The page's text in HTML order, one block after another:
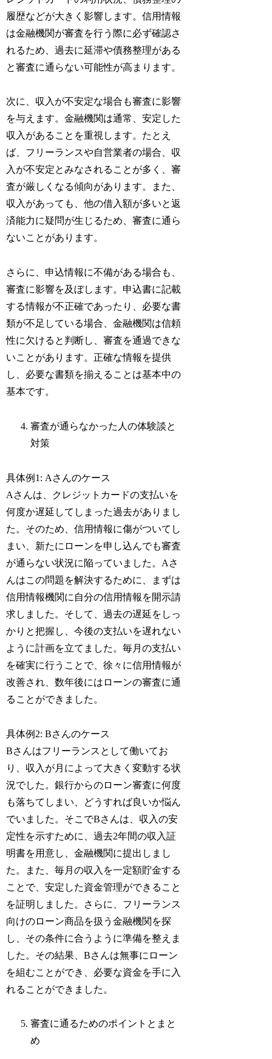
履歴などが大きく影響します。信用情報
は金融機関が審査を行う際に必ず確認さ
れるため、過去に延滞や債務整理がある
と審査に通らない可能性が高まります。
次に、収入が不安定な場合も審査に影響
を与えます。金融機関は通常、安定した
収入があることを重視します。たとえ
ば、フリーランスや自営業者の場合、収
入が不安定とみなされることが多く、審
査が厳しくなる傾向があります。また、
収入があっても、他の借入額が多いと返
済能力に疑問が生じるため、審査に通ら
ないことがあります。
さらに、申込情報に不備がある場合も、
審査に影響を及ぼします。申込書に記載
する情報が不正確であったり、必要な書
類が不足している場合、金融機関は信頼
性に欠けると判断し、審査を通過できな
いことがあります。正確な情報を提供
し、必要な書類を揃えることは基本中の
基本です。
審査が通らなかった人の体験談と
対策
具体例1: Aさんのケース
Aさんは、クレジットカードの支払いを
何度か遅延してしまった過去がありまし
た。そのため、信用情報に傷がついてし
まい、新たにローンを申し込んでも審査
が通らない状況に陥っていました。Aさ
んはこの問題を解決するために、まずは
信用情報機関に自分の信用情報を開示請
求しました。そして、過去の遅延をしっ
かりと把握し、今後の支払いを遅れない
ように計画を立てました。毎月の支払い
を確実に行うことで、徐々に信用情報が
改善され、数年後にはローンの審査に通
ることができました。
具体例2: Bさんのケース
Bさんはフリーランスとして働いてお
り、収入が月によって大きく変動する状
況でした。銀行からのローン審査に何度
も落ちてしまい、どうすれば良いか悩ん
でいました。そこでBさんは、収入の安
定性を示すために、過去2年間の収入証
明書を用意し、金融機関に提出しまし
た。また、毎月の収入を一定額貯金する
ことで、安定した資金管理ができること
を証明しました。さらに、フリーランス
向けのローン商品を扱う金融機関を探
し、その条件に合うように準備を整えま
した。その結果、Bさんは無事にローン
を組むことができ、必要な資金を手に入
れることができました。
審査に通るためのポイントとまと
め